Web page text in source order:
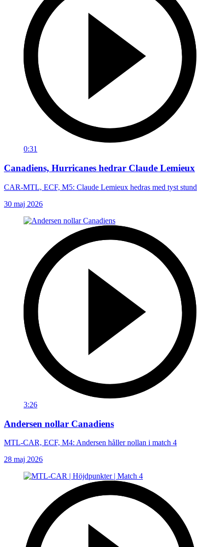
0:31
Canadiens, Hurricanes hedrar Claude Lemieux
CAR-MTL, ECF, M5: Claude Lemieux hedras med tyst stund
30 maj 2026
3:26
Andersen nollar Canadiens
MTL-CAR, ECF, M4: Andersen håller nollan i match 4
28 maj 2026